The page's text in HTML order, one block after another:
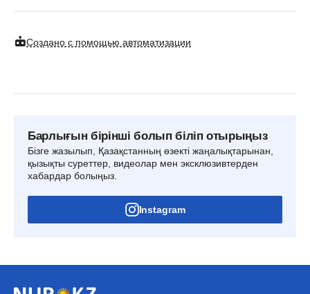
Создано с помощью автоматизации
Барлығын бірінші болып біліп отырыңыз
Бізге жазылып, Қазақстанның өзекті жаңалықтарынан,
қызықты суреттер, видеолар мен эксклюзивтерден
хабардар болыңыз.
Instagram